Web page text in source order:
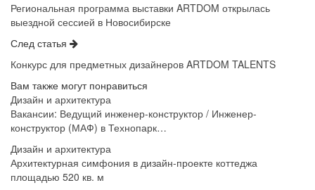
Региональная программа выставки ARTDOM открылась
выездной сессией в Новосибирске
След статья
Конкурс для предметных дизайнеров ARTDOM TALENTS
Вам также могут понравиться
Дизайн и архитектура
Вакансии: Ведущий инженер-конструктор / Инженер-
конструктор (МАФ) в Технопарк…
Дизайн и архитектура
Архитектурная симфония в дизайн-проекте коттеджа
площадью 520 кв. м